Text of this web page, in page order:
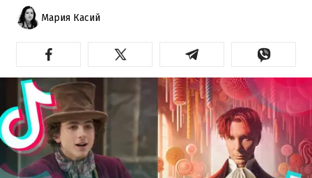
Мария Касий